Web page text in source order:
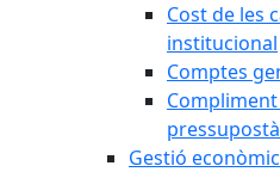
Cost de les
institucional
Comptes
Gestió